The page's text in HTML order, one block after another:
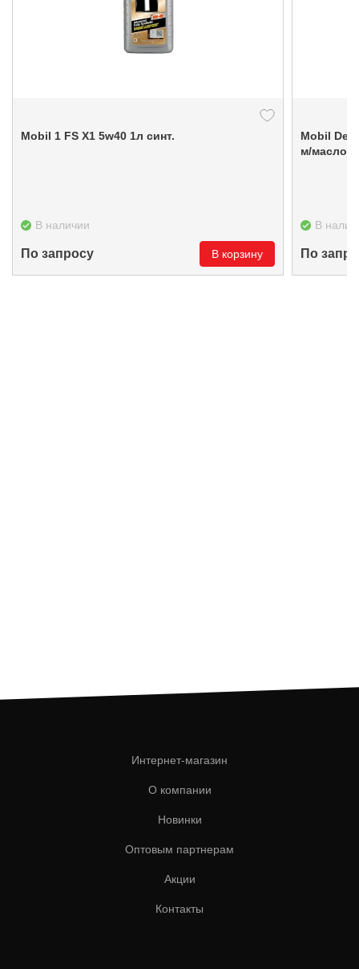
Mobil 1 FS X1 5w40 1л синт.
В наличии
По запросу В корзину
Mobil Delvac XHP Extra 10w40 синтетика 4л
м/масло
В
По
Интернет-магазин
О компании
Новинки
Оптовым партнерам
Акции
Контакты